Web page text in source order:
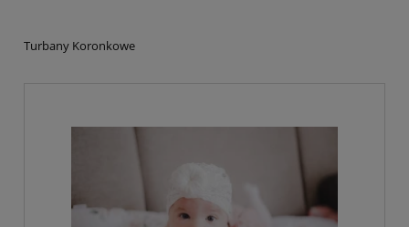
Turbany Koronkowe